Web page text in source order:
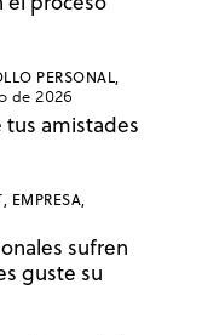
PERSONAL,
de 2026
tus amistades
EMPRESA,
sufren
guste su